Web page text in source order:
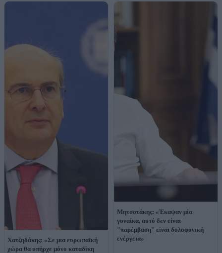
Χατζηδάκης: «Σε μια ευρωπαϊκή
χώρα θα υπήρχε μόνο καταδίκη
Μητσοτάκης: «Έκαψαν μία
γυναίκα, αυτό δεν είναι
"παρέμβαση" είναι δολοφονική
ενέργεια»